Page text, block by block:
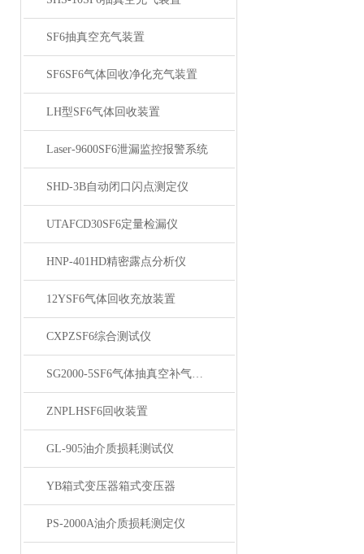
SF6抽真空充气装置
SF6SF6气体回收净化充气装置
LH型SF6气体回收装置
Laser-9600SF6泄漏监控报警系统
SHD-3B自动闭口闪点测定仪
UTAFCD30SF6定量检漏仪
HNP-401HD精密露点分析仪
12YSF6气体回收充放装置
CXPZSF6综合测试仪
SG2000-5SF6气体抽真空补气装置
ZNPLHSF6回收装置
GL-905油介质损耗测试仪
YB箱式变压器箱式变压器
PS-2000A油介质损耗测定仪